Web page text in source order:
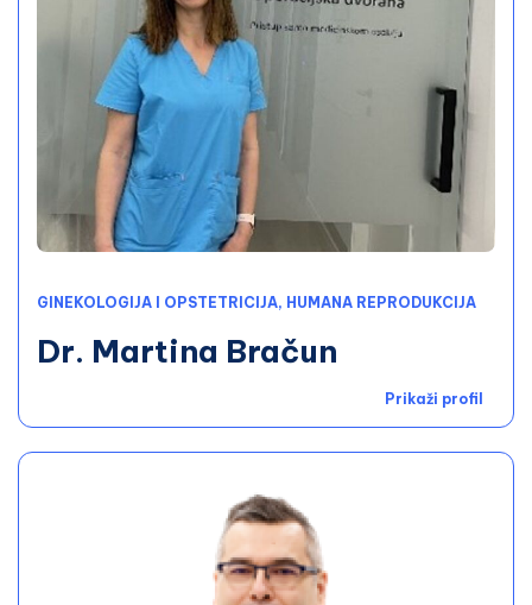
GINEKOLOGIJA I OPSTETRICIJA, HUMANA REPRODUKCIJA
Dr. Martina Bračun
Prikaži profil